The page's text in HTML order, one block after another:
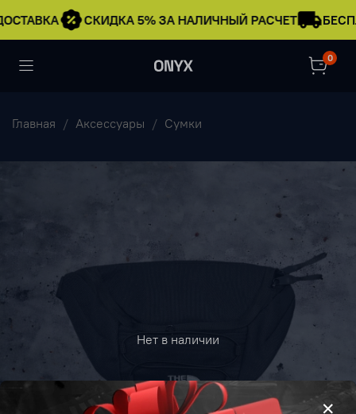
СКИДКА 5% ЗА НАЛИЧНЫЙ РАСЧЕТ
0
Главная Аксессуары Сумки
Нет в наличии